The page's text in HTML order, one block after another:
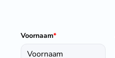
Voornaam*